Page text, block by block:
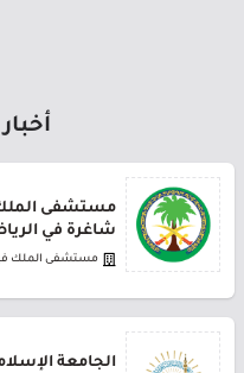
مستشفى
شاغرة في
مستشفى الملك
الجامعة